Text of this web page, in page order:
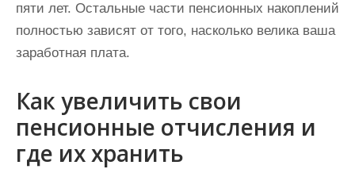
пяти лет. Остальные части пенсионных накоплений
полностью зависят от того, насколько велика ваша
заработная плата.
Как увеличить свои
пенсионные отчисления и
где их хранить